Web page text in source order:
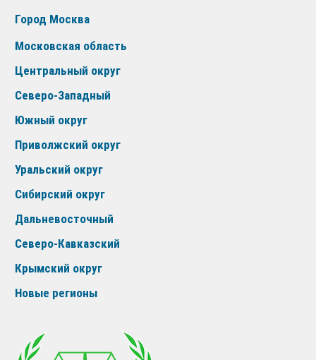
Город Москва
Московская область
Центральный округ
Северо-Западный
Южный округ
Приволжский округ
Уральский округ
Сибирский округ
Дальневосточный
Северо-Кавказский
Крымский округ
Новые регионы